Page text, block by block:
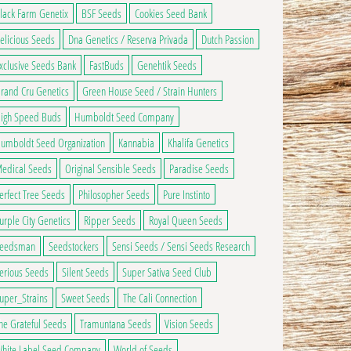
du produit
peuvent être choisies sur la page du produit
à 65,00€
a plusieurs variations. Les options peuvent être choisies sur la page du
Farm Genetix
BSF Seeds
Cookies Seed Bank
Seeds
Dna Genetics / Reserva Privada
Dutch Passion
Seeds Bank
FastBuds
Genehtik Seeds
Cru Genetics
Green House Seed / Strain Hunters
Speed Buds
Humboldt Seed Company
Seed Organization
Kannabia
Khalifa Genetics
Seeds
Original Sensible Seeds
Paradise Seeds
Tree Seeds
Philosopher Seeds
Pure Instinto
City Genetics
Ripper Seeds
Royal Queen Seeds
Seedstockers
Sensi Seeds / Sensi Seeds Research
Seeds
Silent Seeds
Super Sativa Seed Club
Sweet Seeds
The Cali Connection
Grateful Seeds
Tramuntana Seeds
Vision Seeds